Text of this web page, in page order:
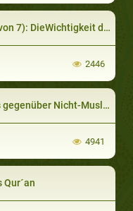
der Träume
2446
Nicht-Muslimen (teil 1 von 2)
4941